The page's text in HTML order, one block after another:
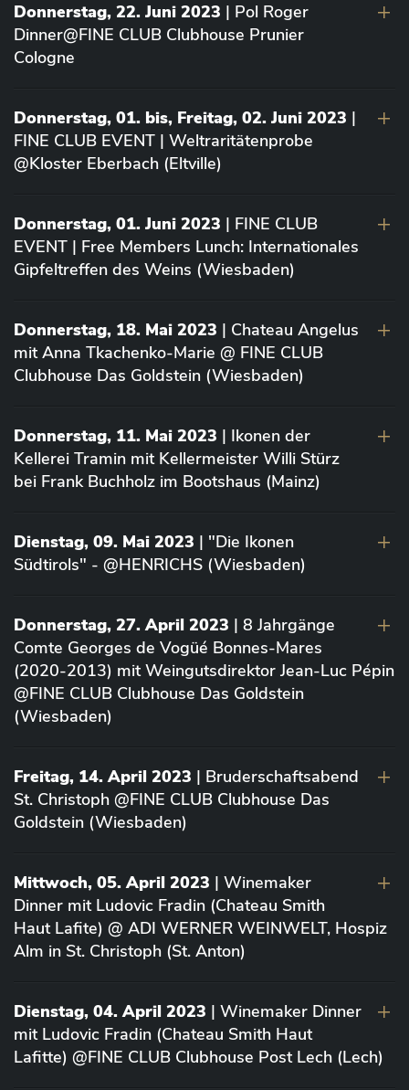
Donnerstag, 22. Juni 2023 | Pol Roger
Dinner@FINE CLUB Clubhouse Prunier
Cologne
Donnerstag, 01. bis, Freitag, 02. Juni 2023 |
FINE CLUB EVENT | Weltraritätenprobe
@Kloster Eberbach (Eltville)
Donnerstag, 01. Juni 2023 | FINE CLUB
EVENT | Free Members Lunch: Internationales
Gipfeltreffen des Weins (Wiesbaden)
Donnerstag, 18. Mai 2023 | Chateau Angelus
mit Anna Tkachenko-Marie @ FINE CLUB
Clubhouse Das Goldstein (Wiesbaden)
Donnerstag, 11. Mai 2023 | Ikonen der
Kellerei Tramin mit Kellermeister Willi Stürz
bei Frank Buchholz im Bootshaus (Mainz)
Dienstag, 09. Mai 2023 | "Die Ikonen
Südtirols" - @HENRICHS (Wiesbaden)
Donnerstag, 27. April 2023 | 8 Jahrgänge
Comte Georges de Vogüé Bonnes-Mares
(2020-2013) mit Weingutsdirektor Jean-Luc Pépin
@FINE CLUB Clubhouse Das Goldstein
(Wiesbaden)
Freitag, 14. April 2023 | Bruderschaftsabend
St. Christoph @FINE CLUB Clubhouse Das
Goldstein (Wiesbaden)
Mittwoch, 05. April 2023 | Winemaker
Dinner mit Ludovic Fradin (Chateau Smith
Haut Lafite) @ ADI WERNER WEINWELT, Hospiz
Alm in St. Christoph (St. Anton)
Dienstag, 04. April 2023 | Winemaker Dinner
mit Ludovic Fradin (Chateau Smith Haut
Lafitte) @FINE CLUB Clubhouse Post Lech (Lech)